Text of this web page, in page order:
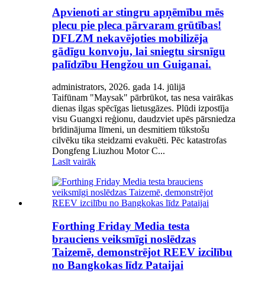
Apvienoti ar stingru apņēmību mēs
plecu pie pleca pārvaram grūtības!
DFLZM nekavējoties mobilizēja
gādīgu konvoju, lai sniegtu sirsnīgu
palīdzību Hengžou un Guiganai.
administrators, 2026. gada 14. jūlijā
Taifūnam "Maysak" pārbrūkot, tas nesa vairākas
dienas ilgas spēcīgas lietusgāzes. Plūdi izpostīja
visu Guangxi reģionu, daudzviet upēs pārsniedza
brīdinājuma līmeni, un desmitiem tūkstošu
cilvēku tika steidzami evakuēti. Pēc katastrofas
Dongfeng Liuzhou Motor C...
Lasīt vairāk
Forthing Friday Media testa
brauciens veiksmīgi noslēdzas
Taizemē, demonstrējot REEV izcilību
no Bangkokas līdz Pataijai